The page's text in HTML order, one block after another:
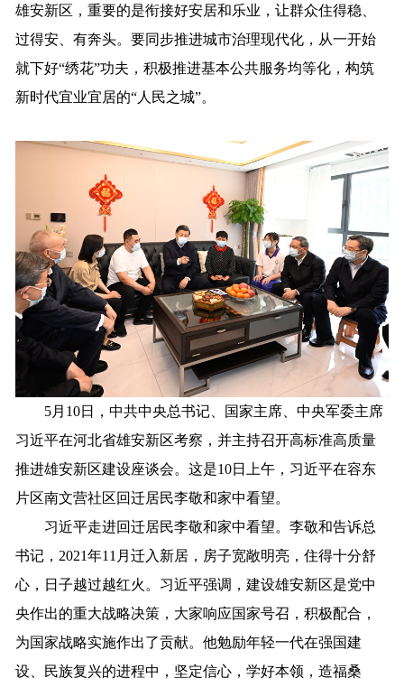
雄安新区，重要的是衔接好安居和乐业，让群众住得稳、
过得安、有奔头。要同步推进城市治理现代化，从一开始
就下好“绣花”功夫，积极推进基本公共服务均等化，构筑
新时代宜业宜居的“人民之城”。
5月10日，中共中央总书记、国家主席、中央军委主席
习近平在河北省雄安新区考察，并主持召开高标准高质量
推进雄安新区建设座谈会。这是10日上午，习近平在容东
片区南文营社区回迁居民李敬和家中看望。
习近平走进回迁居民李敬和家中看望。李敬和告诉总
书记，2021年11月迁入新居，房子宽敞明亮，住得十分舒
心，日子越过越红火。习近平强调，建设雄安新区是党中
央作出的重大战略决策，大家响应国家号召，积极配合，
为国家战略实施作出了贡献。他勉励年轻一代在强国建
设、民族复兴的进程中，坚定信心，学好本领，造福桑